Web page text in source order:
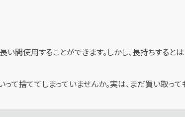
間使用することができます。しかし、長持ちすると
て捨ててしまっていませんか。実は、まだ買い取って